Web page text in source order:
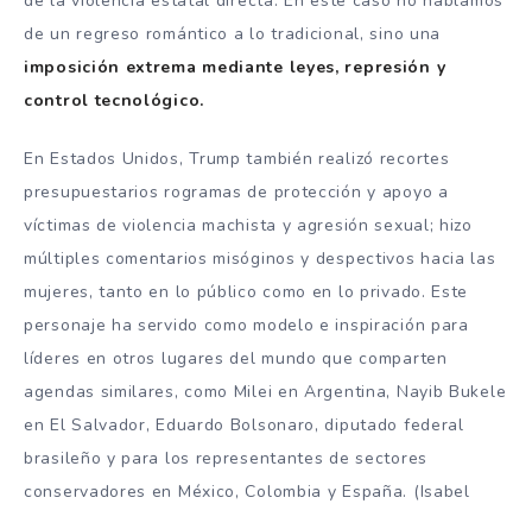
de un regreso romántico a lo tradicional, sino una
imposición extrema mediante leyes, represión y
control tecnológico.
En Estados Unidos, Trump también realizó recortes
presupuestarios rogramas de protección y apoyo a
víctimas de violencia machista y agresión sexual; hizo
múltiples comentarios misóginos y despectivos hacia las
mujeres, tanto en lo público como en lo privado. Este
personaje ha servido como modelo e inspiración para
líderes en otros lugares del mundo que comparten
agendas similares, como Milei en Argentina, Nayib Bukele
en El Salvador, Eduardo Bolsonaro, diputado federal
brasileño y para los representantes de sectores
conservadores en México, Colombia y España. (Isabel